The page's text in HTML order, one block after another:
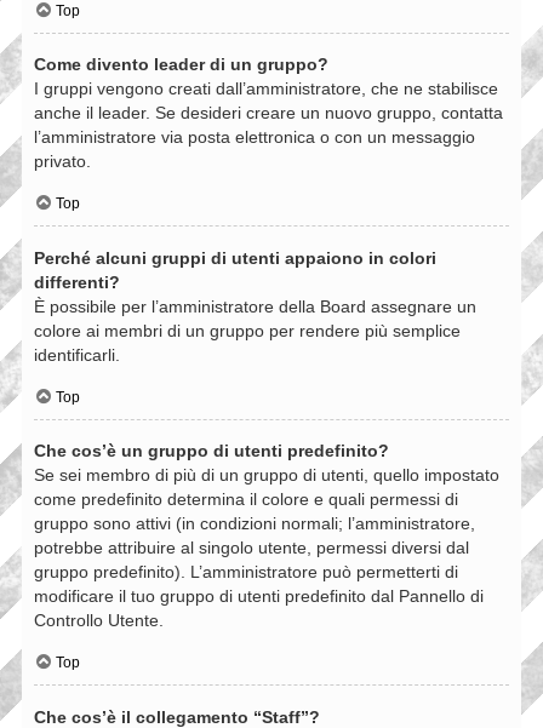
Top
Come divento leader di un gruppo?
I gruppi vengono creati dall’amministratore, che ne stabilisce
anche il leader. Se desideri creare un nuovo gruppo, contatta
l’amministratore via posta elettronica o con un messaggio
privato.
Top
Perché alcuni gruppi di utenti appaiono in colori
differenti?
È possibile per l’amministratore della Board assegnare un
colore ai membri di un gruppo per rendere più semplice
identificarli.
Top
Che cos’è un gruppo di utenti predefinito?
Se sei membro di più di un gruppo di utenti, quello impostato
come predefinito determina il colore e quali permessi di
gruppo sono attivi (in condizioni normali; l’amministratore,
potrebbe attribuire al singolo utente, permessi diversi dal
gruppo predefinito). L’amministratore può permetterti di
modificare il tuo gruppo di utenti predefinito dal Pannello di
Controllo Utente.
Top
Che cos’è il collegamento “Staff”?